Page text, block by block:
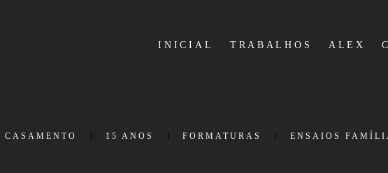
INICIAL TRABALHOS ALEX
CASAMENTO 15 ANOS FORMATURAS ENSAIOS